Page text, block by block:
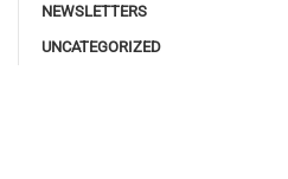
NEWSLETTERS
UNCATEGORIZED